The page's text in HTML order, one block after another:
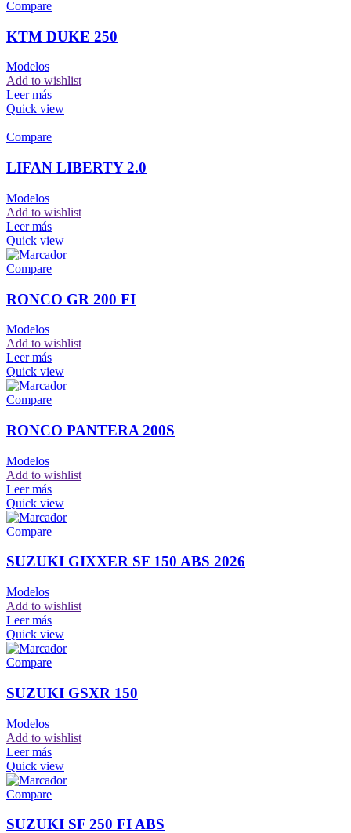
Compare
KTM DUKE 250
Modelos
Add to wishlist
Leer más
Quick view
Compare
LIFAN LIBERTY 2.0
Modelos
Add to wishlist
Leer más
Quick view
Compare
RONCO GR 200 FI
Modelos
Add to wishlist
Leer más
Quick view
Compare
RONCO PANTERA 200S
Modelos
Add to wishlist
Leer más
Quick view
Compare
SUZUKI GIXXER SF 150 ABS 2026
Modelos
Add to wishlist
Leer más
Quick view
Compare
SUZUKI GSXR 150
Modelos
Add to wishlist
Leer más
Quick view
Compare
SUZUKI SF 250 FI ABS